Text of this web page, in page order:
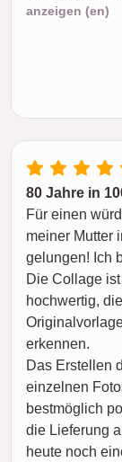
anzeigen (en)
80 Jahre in
Für einen
meiner Mutter
gelungen! Ich
Die Collage
hochwertig,
erkennen.
Das Erstellen
einzelnen
bestmöglich
die Lieferung
heute noch